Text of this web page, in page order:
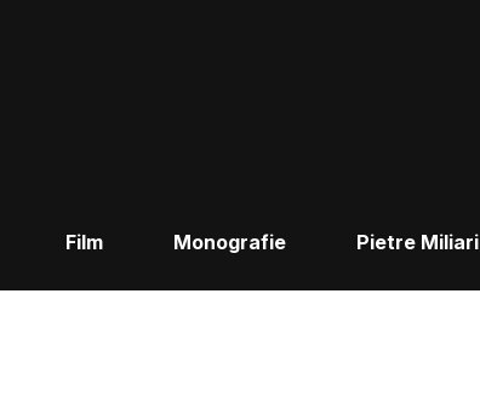
Film Monografie Pietre Miliari